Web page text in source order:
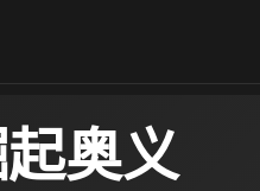
奥义